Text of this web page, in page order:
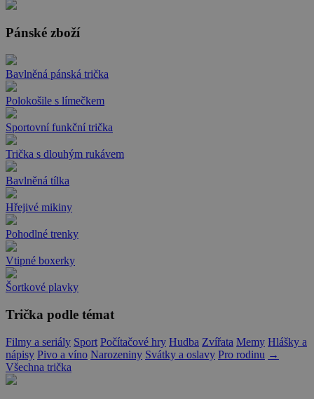
Pánské zboží
Bavlněná pánská trička
Polokošile s límečkem
Sportovní funkční trička
Trička s dlouhým rukávem
Bavlněná tílka
Hřejivé mikiny
Pohodlné trenky
Vtipné boxerky
Šortkové plavky
Trička podle témat
Filmy a seriály Sport Počítačové hry Hudba Zvířata Memy Hlášky a
nápisy Pivo a víno Narozeniny Svátky a oslavy Pro rodinu →
Všechna trička